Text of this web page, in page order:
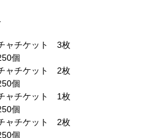
ャチケット　3枚
個
ャチケット　2枚
個
ャチケット　1枚
個
ャチケット　2枚
個